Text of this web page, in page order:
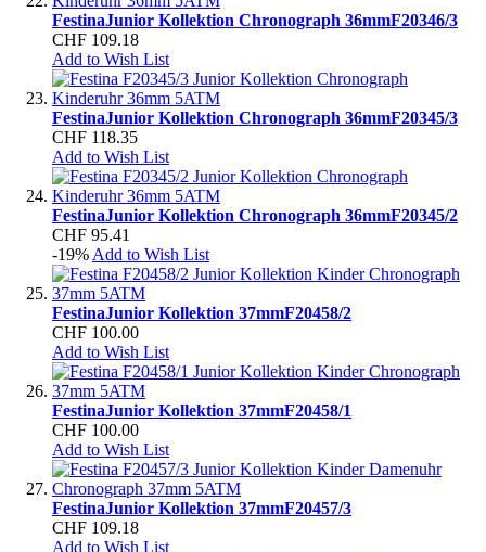
FestinaJunior Kollektion Chronograph 36mmF20346/3
CHF 109.18
Add to Wish List
FestinaJunior Kollektion Chronograph 36mmF20345/3
CHF 118.35
Add to Wish List
FestinaJunior Kollektion Chronograph 36mmF20345/2
CHF 95.41
-19% Add to Wish List
FestinaJunior Kollektion 37mmF20458/2
CHF 100.00
Add to Wish List
FestinaJunior Kollektion 37mmF20458/1
CHF 100.00
Add to Wish List
FestinaJunior Kollektion 37mmF20457/3
CHF 109.18
Add to Wish List